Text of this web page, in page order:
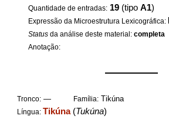
Quantidade de entradas: 19 (tipoA1)
Expressão da Microestrutura Lexicográfica:
Status da análise deste material:completa
Anotação:
——————
Tronco: — Família: Tikúna
Língua: Tikúna(Tukúna)